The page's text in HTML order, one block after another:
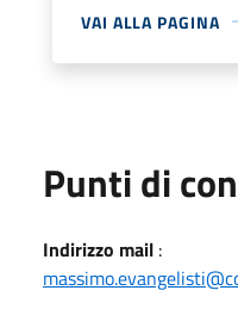
VAI ALLA PAGINA
Punti di
Indirizzo mail :